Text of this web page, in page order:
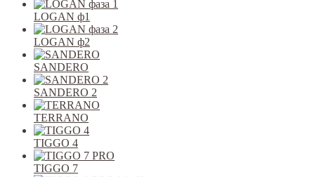
LOGAN ф1
LOGAN ф2
SANDERO
SANDERO 2
TERRANO
TIGGO 4
TIGGO 7